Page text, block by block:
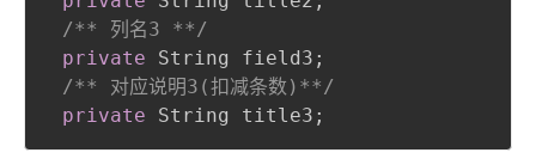
/** 列名3 **/
private String field3 ;
/** 对应说明3(扣减条数)**/
private String title3 ;